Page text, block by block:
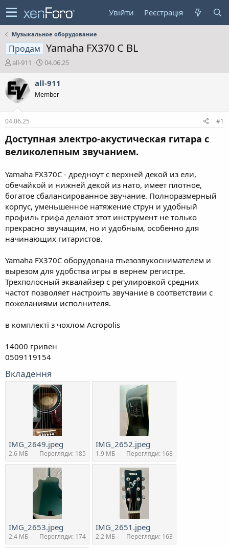
Увійти Реєстрація
Музыкальное оборудование
Продам Yamaha FX370 C BL
А
т
о
р
е
м
и
all-911
Д
с
р
е
н
я
04.06.25
all-911
Member
04.06.25 #1
Доступная электро-акустическая гитара с
великолепным звучанием.
Yamaha FX370C - дредноут с верхней декой из ели,
обечайкой и нижней декой из нато, имеет плотное,
богатое сбалансированное звучание. Полноразмерный
корпус, уменьшенное натяжение струн и удобный
профиль грифа делают этот инструмент не только
прекрасно звучащим, но и удобным, особенно для
начинающих гитаристов.
Yamaha FX370C оборудована пъезозвукоснимателем и
вырезом для удобства игры в вернем регистре.
Трехполосный эквалайзер с регулировкой средних
частот позволяет настроить звучание в соответствии с
пожеланиями исполнителя.
в комплекті з чохлом Acropolis
14000 гривен
0509119154
Вкладення
IMG_2649.jpeg
2.6 MБ Перегляди: 185
IMG_2652.jpeg
1.9 MБ Перегляди: 168
IMG_2653.jpeg
2.4 MБ Перегляди: 174
IMG_2651.jpeg
2.2 MБ Перегляди: 163